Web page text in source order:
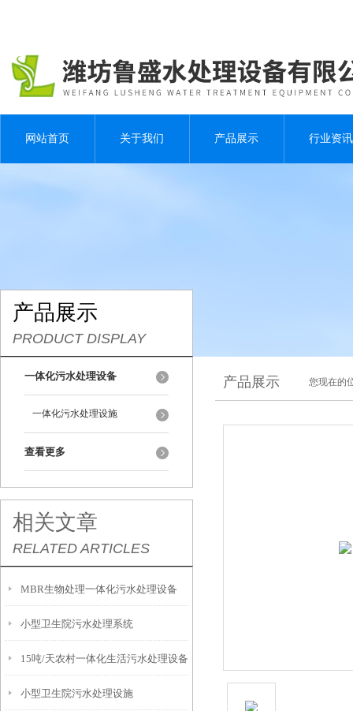
网站首页 关于我们 产品展示 行业资讯
产品展示
PRODUCT DISPLAY
一体化污水处理设备
一体化污水处理设施
查看更多
相关文章
RELATED ARTICLES
MBR生物处理一体化污水处理设备
小型卫生院污水处理系统
15吨/天农村一体化生活污水处理设备
小型卫生院污水处理设施
产品展示 您现在的